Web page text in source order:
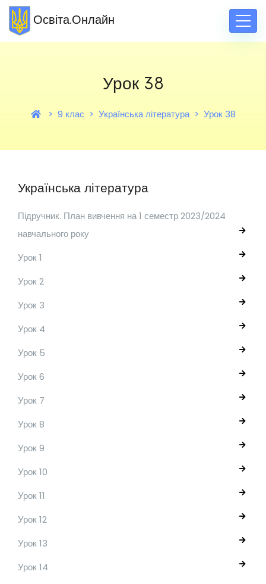
Освіта.Онлайн
Урок 38
9 клас Українська література Урок 38
Українська література
Підручник. План вивчення на 1 семестр 2023/2024
навчального року
Урок 1
Урок 2
Урок 3
Урок 4
Урок 5
Урок 6
Урок 7
Урок 8
Урок 9
Урок 10
Урок 11
Урок 12
Урок 13
Урок 14